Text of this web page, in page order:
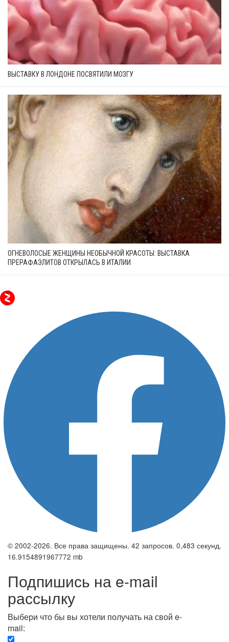
ВЫСТАВКУ В ЛОНДОНЕ ПОСВЯТИЛИ МОЗГУ
ОГНЕВОЛОСЫЕ ЖЕНЩИНЫ НЕОБЫЧНОЙ КРАСОТЫ: ВЫСТАВКА
ПРЕРАФАЭЛИТОВ ОТКРЫЛАСЬ В ИТАЛИИ
© 2002-2026. Все права защищены. 42 запросов. 0,483 секунд.
16.9154891967772 mb
Подпишись на e-mail
рассылку
Выбери что бы вы хотели получать на свой e-
mail: